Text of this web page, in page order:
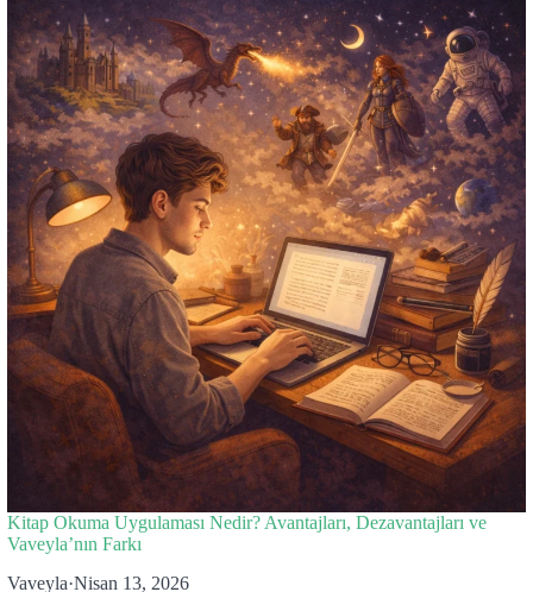
Kitap Okuma Uygulaması Nedir? Avantajları, Dezavantajları ve
Vaveyla’nın Farkı
Vaveyla·Nisan 13, 2026